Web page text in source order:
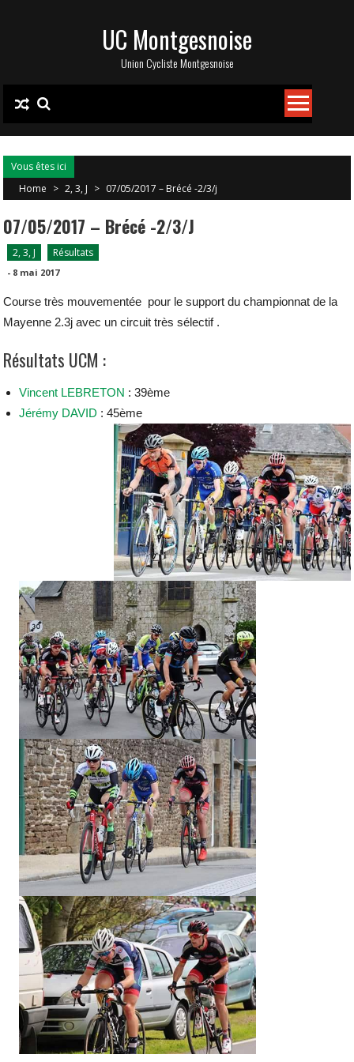
UC Montgesnoise
Union Cycliste Montgesnoise
Vous êtes ici
Home > 2, 3, J > 07/05/2017 – Brécé -2/3/j
07/05/2017 – Brécé -2/3/j
2, 3, J Résultats
- 8 mai 2017
Course très mouvementée pour le support du championnat de la
Mayenne 2.3j avec un circuit très sélectif .
Résultats UCM :
Vincent LEBRETON : 39ème
Jérémy DAVID : 45ème